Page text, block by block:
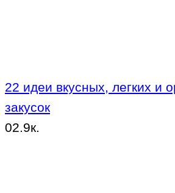
22 идеи вкусных, легких и
закусок
02.9к.